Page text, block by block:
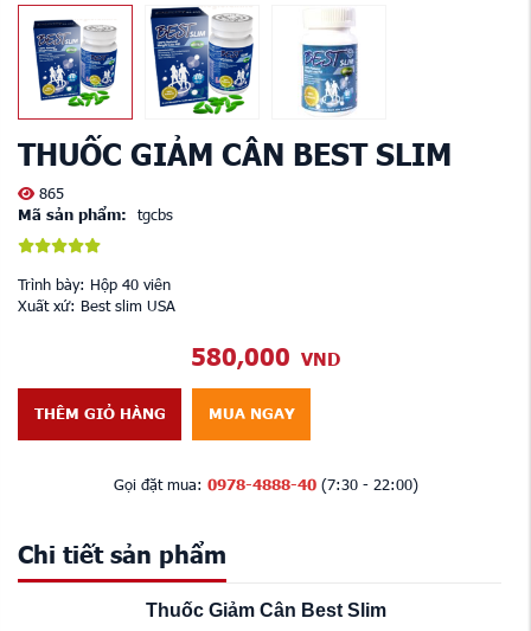
THUỐC GIẢM CÂN BEST SLIM
865
Mã sản phẩm:
tgcbs
Trình bày: Hộp 40 viên
Xuất xứ: Best slim USA
580,000 VND
THÊM GIỎ HÀNG MUA NGAY
Gọi đặt mua: 0978-4888-40(7:30 - 22:00)
Chi tiết sản phẩm
Thuốc Giảm Cân Best Slim